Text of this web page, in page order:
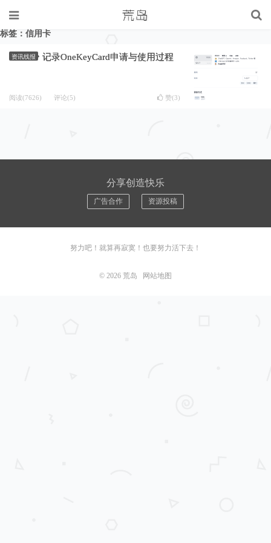
标签：信用卡
资讯线报 记录OneKeyCard申请与使用过程
阅读(7626) 评论(5) 赞(3)
分享创造快乐
广告合作 资源投稿
努力吧！就算再寂寞！也要努力活下去！
© 2026 荒岛 网站地图